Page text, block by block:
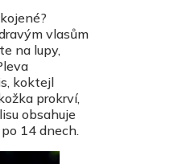
vlasům
na lupy,
koktejl
prokrví,
obsahuje
14 dnech.